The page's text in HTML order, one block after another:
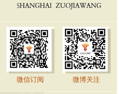
微信订阅 微博关注